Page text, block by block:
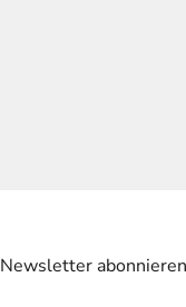
Newsletter abonnieren